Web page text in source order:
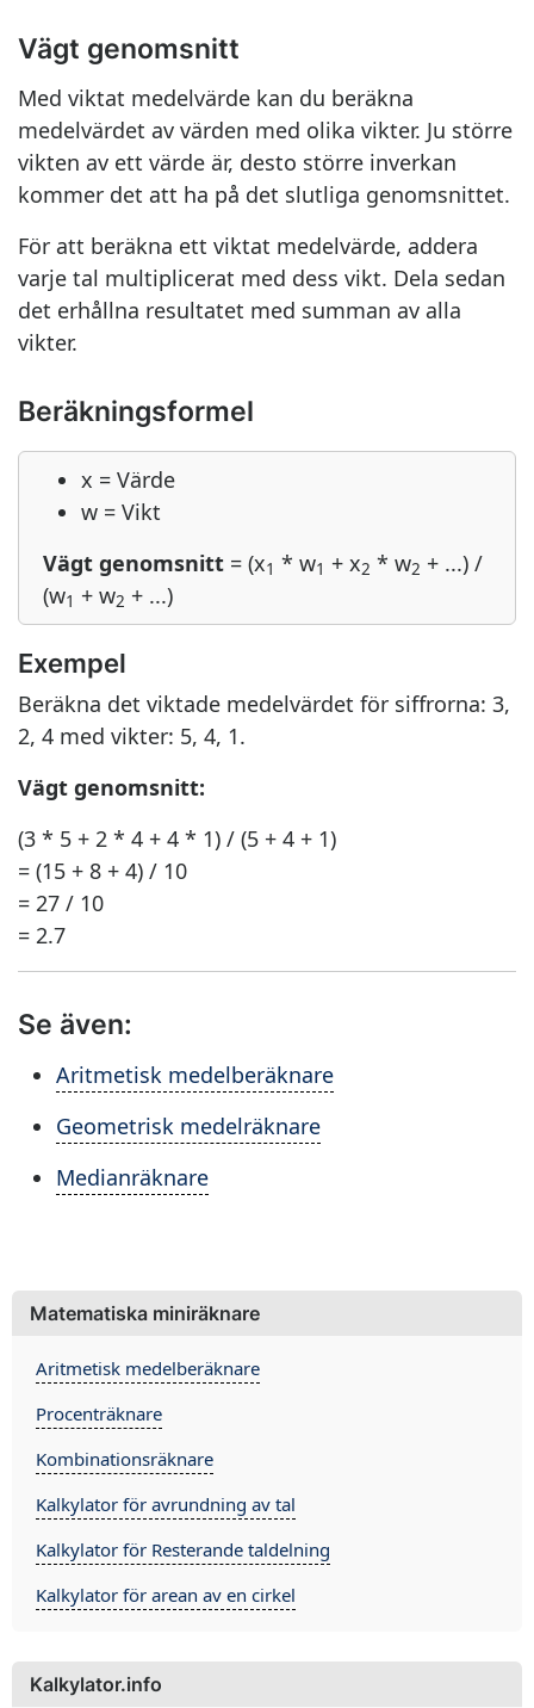
Vägt genomsnitt
Med viktat medelvärde kan du beräkna
medelvärdet av värden med olika vikter. Ju större
vikten av ett värde är, desto större inverkan
kommer det att ha på det slutliga genomsnittet.
För att beräkna ett viktat medelvärde, addera
varje tal multiplicerat med dess vikt. Dela sedan
det erhållna resultatet med summan av alla
vikter.
Beräkningsformel
x = Värde
w = Vikt
Vägt genomsnitt = (x1 * w1 + x2 * w2 + ...) /
(w1 + w2 + ...)
Exempel
Beräkna det viktade medelvärdet för siffrorna: 3,
2, 4 med vikter: 5, 4, 1.
Vägt genomsnitt:
(3 * 5 + 2 * 4 + 4 * 1) / (5 + 4 + 1)
= (15 + 8 + 4) / 10
= 27 / 10
= 2.7
Se även:
Aritmetisk medelberäknare
Geometrisk medelräknare
Medianräknare
Matematiska miniräknare
Aritmetisk medelberäknare
Procenträknare
Kombinationsräknare
Kalkylator för avrundning av tal
Kalkylator för Resterande taldelning
Kalkylator för arean av en cirkel
Kalkylator.info